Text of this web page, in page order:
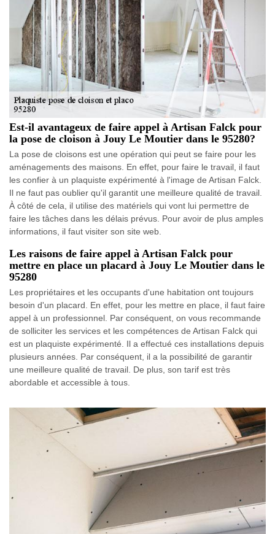
Est-il avantageux de faire appel à Artisan Falck pour
la pose de cloison à Jouy Le Moutier dans le 95280?
La pose de cloisons est une opération qui peut se faire pour les
aménagements des maisons. En effet, pour faire le travail, il faut
les confier à un plaquiste expérimenté à l'image de Artisan Falck.
Il ne faut pas oublier qu'il garantit une meilleure qualité de travail.
À côté de cela, il utilise des matériels qui vont lui permettre de
faire les tâches dans les délais prévus. Pour avoir de plus amples
informations, il faut visiter son site web.
Les raisons de faire appel à Artisan Falck pour
mettre en place un placard à Jouy Le Moutier dans le
95280
Les propriétaires et les occupants d'une habitation ont toujours
besoin d'un placard. En effet, pour les mettre en place, il faut faire
appel à un professionnel. Par conséquent, on vous recommande
de solliciter les services et les compétences de Artisan Falck qui
est un plaquiste expérimenté. Il a effectué ces installations depuis
plusieurs années. Par conséquent, il a la possibilité de garantir
une meilleure qualité de travail. De plus, son tarif est très
abordable et accessible à tous.